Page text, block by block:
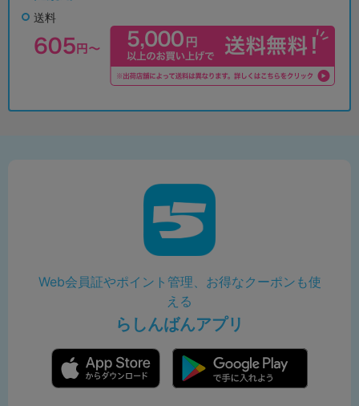
送料
Web会員証やポイント管理、お得なクーポンも使
える
らしんばんアプリ